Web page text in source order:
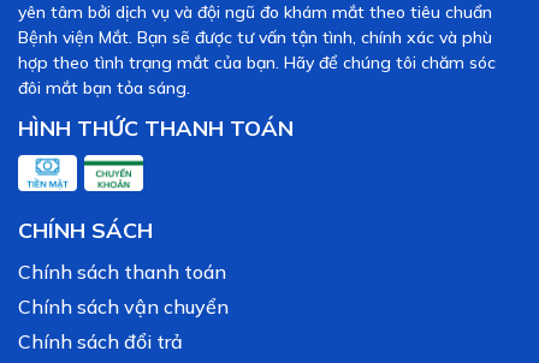
yên tâm bởi dịch vụ và đội ngũ đo khám mắt theo tiêu chuẩn
Bệnh viện Mắt. Bạn sẽ được tư vấn tận tình, chính xác và phù
hợp theo tình trạng mắt của bạn. Hãy để chúng tôi chăm sóc
đôi mắt bạn tỏa sáng.
HÌNH THỨC THANH TOÁN
CHÍNH SÁCH
Chính sách thanh toán
Chính sách vận chuyển
Chính sách đổi trả